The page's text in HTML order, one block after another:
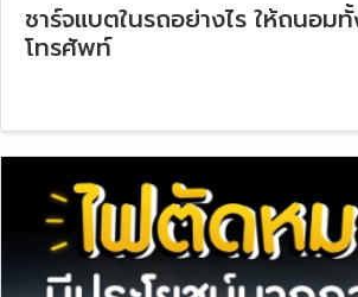
ชาร์จแบตในรถอย่างไร ให้ถนอม
โทรศัพท์